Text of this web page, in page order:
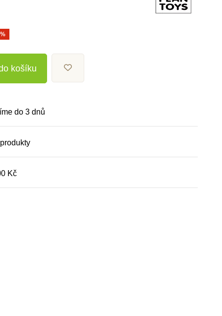
košíku
do 3 dnů
Kč